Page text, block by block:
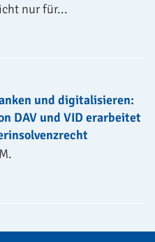
nur für...
und digitalisieren:
DAV und VID erarbeitet